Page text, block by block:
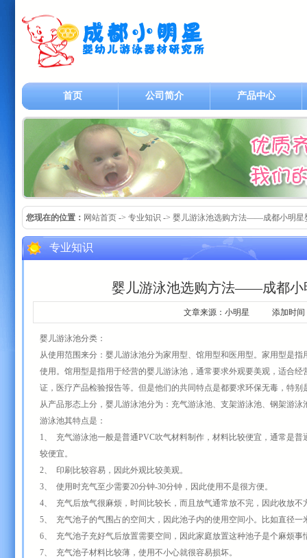
首页 公司简介 产品中心
您现在的位置： 网站首页 -> 专业知识 -> 婴儿游泳池选购方法——成都小明星
专业知识
婴儿游泳池选购方法——成都小
文章来源：小明星 添加时间：
婴儿游泳池分类：
从使用范围来分：婴儿游泳池分为家用型、馆用型和医用型。家用型是
使用。馆用型是指用于经营的婴儿游泳池，通常要求外观要美观，适合
证，医疗产品检验报告等。但是他们的共同特点是都要求环保无毒，特别
从产品形态上分，婴儿游泳池分为：充气游泳池、支架游泳池、钢架游
游泳池其特点是：
1、 充气游泳池一般是普通PVC吹气材料制作，材料比较便宜，通常是
较便宜。
2、 印刷比较容易，因此外观比较美观。
3、 使用时充气至少需要20分钟-30分钟，因此使用不是很方便。
4、 充气后放气很麻烦，时间比较长，而且放气通常放不完，因此收放不
5、 充气池子的气围占的空间大，因此池子内的使用空间小。比如直径一
6、 充气池子充好气后放置需要空间，因此家庭放置这种池子是个麻烦事
7、 充气池子材料比较薄，使用不小心就很容易损坏。